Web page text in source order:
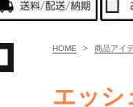
HOME > 商品アイ
エッシ